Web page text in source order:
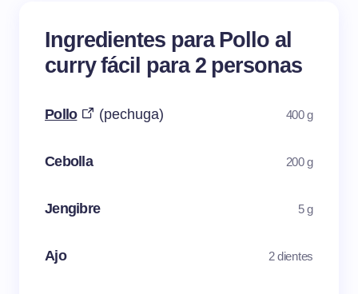
Ingredientes para Pollo al
curry fácil para 2 personas
Pollo (pechuga) 400 g
Cebolla 200 g
Jengibre 5 g
Ajo 2 dientes